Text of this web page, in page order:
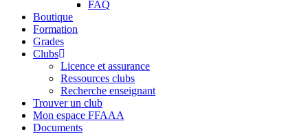
FAQ
Boutique
Formation
Grades
Clubs
Licence et assurance
Ressources clubs
Recherche enseignant
Trouver un club
Mon espace FFAAA
Documents